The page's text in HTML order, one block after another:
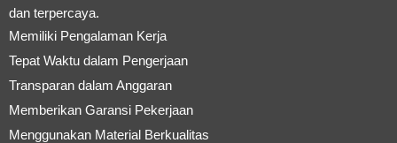
dan terpercaya.
Memiliki Pengalaman Kerja
Tepat Waktu dalam Pengerjaan
Transparan dalam Anggaran
Memberikan Garansi Pekerjaan
Menggunakan Material Berkualitas